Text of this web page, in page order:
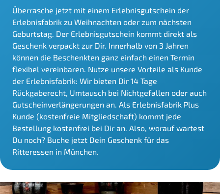
Überrasche jetzt mit einem Erlebnisgutschein der
Erlebnisfabrik zu Weihnachten oder zum nächsten
Geburtstag. Der Erlebnisgutschein kommt direkt als
Geschenk verpackt zur Dir. Innerhalb von 3 Jahren
können die Beschenkten ganz einfach einen Termin
flexibel vereinbaren. Nutze unsere Vorteile als Kunde
der Erlebnisfabrik: Wir bieten Dir 14 Tage
Rückgaberecht, Umtausch bei Nichtgefallen oder auch
Gutscheinverlängerungen an. Als Erlebnisfabrik Plus
Kunde (kostenfreie Mitgliedschaft) kommt jede
Bestellung kostenfrei bei Dir an. Also, worauf wartest
Du noch? Buche jetzt Dein Geschenk für das
Ritteressen in München.